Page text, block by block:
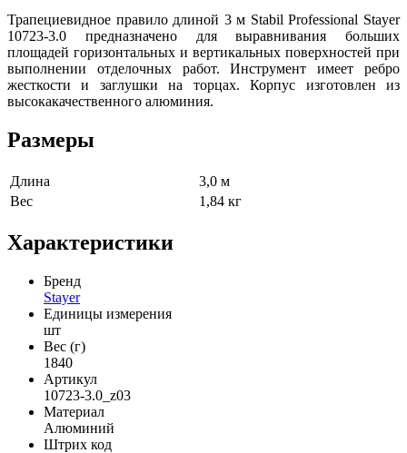
Трапециевидное правило длиной 3 м Stabil Professional Stayer
10723-3.0 предназначено для выравнивания больших
площадей горизонтальных и вертикальных поверхностей при
выполнении отделочных работ. Инструмент имеет ребро
жесткости и заглушки на торцах. Корпус изготовлен из
высокакачественного алюминия.
Размеры
Длина
3,0 м
Вес
1,84 кг
Характеристики
Бренд
Stayer
Единицы измерения
шт
Вес (г)
1840
Артикул
10723-3.0_z03
Материал
Алюминий
Штрих код